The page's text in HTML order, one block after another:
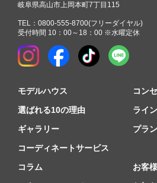
岐阜県高山市上岡本町7丁目115
TEL： 0800-555-8700(フリーダイヤル)
受付時間 10：00～18：00 ※水曜定休
モデルハウス
コン
選ばれる10の理由
ライ
ギャラリー
プラ
コーディネートサービス
コラム
お客